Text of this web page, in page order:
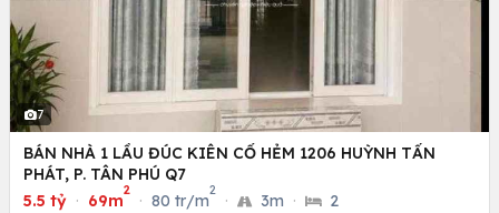
7
BÁN NHÀ 1 LẦU ĐÚC KIÊN CỐ HẺM 1206 HUỲNH TẤN
PHÁT, P. TÂN PHÚ Q7
5.5 tỷ · 69m
2
· 80 tr/m
2
· 3m · 2